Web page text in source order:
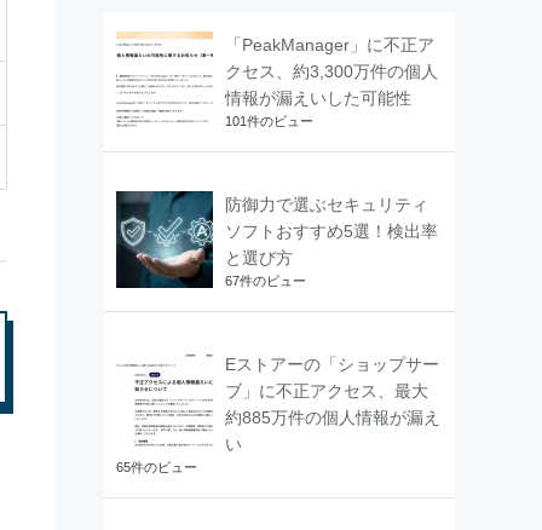
「PeakManager」に不正ア
クセス、約3,300万件の個人
情報が漏えいした可能性
101件のビュー
防御力で選ぶセキュリティ
ソフトおすすめ5選！検出率
と選び方
67件のビュー
Eストアーの「ショップサー
ブ」に不正アクセス、最大
約885万件の個人情報が漏え
い
65件のビュー